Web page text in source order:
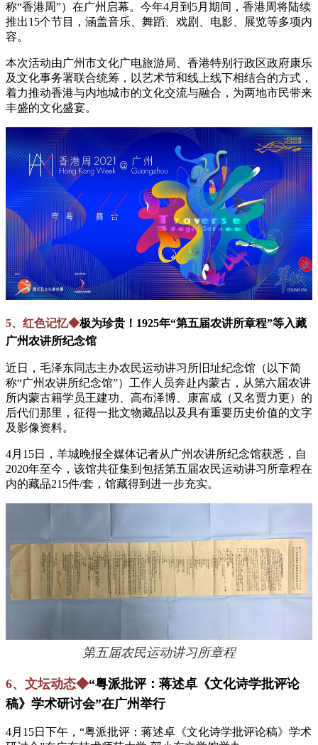
称“香港周”）在广州启幕。今年4月到5月期间，香港周将陆续
推出15个节目，涵盖音乐、舞蹈、戏剧、电影、展览等多项内
容。
本次活动由广州市文化广电旅游局、香港特别行政区政府康乐
及文化事务署联合统筹，以艺术节和线上线下相结合的方式，
着力推动香港与内地城市的文化交流与融合，为两地市民带来
丰盛的文化盛宴。
5、红色记忆◆极为珍贵！1925年“第五届农讲所章程”等入藏
广州农讲所纪念馆
近日，毛泽东同志主办农民运动讲习所旧址纪念馆（以下简
称“广州农讲所纪念馆”）工作人员奔赴内蒙古，从第六届农讲
所内蒙古籍学员王建功、高布泽博、康富成（又名贾力更）的
后代们那里，征得一批文物藏品以及具有重要历史价值的文字
及影像资料。
4月15日，羊城晚报全媒体记者从广州农讲所纪念馆获悉，自
2020年至今，该馆共征集到包括第五届农民运动讲习所章程在
内的藏品215件/套，馆藏得到进一步充实。
第五届农民运动讲习所章程
6、文坛动态◆“粤派批评：蒋述卓《文化诗学批评论
稿》学术研讨会”在广州举行
4月15日下午，“粤派批评：蒋述卓《文化诗学批评论稿》学术